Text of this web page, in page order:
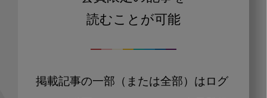
読むことが可能
掲載記事の一部（または全部）はログ